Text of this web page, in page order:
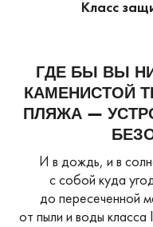
Класс
ГДЕ БЫ ВЫ
КАМЕНИСТОЙ
ПЛЯЖА —
И в дождь, и в
с собой куда
до пересеченной
от пыли и воды класса